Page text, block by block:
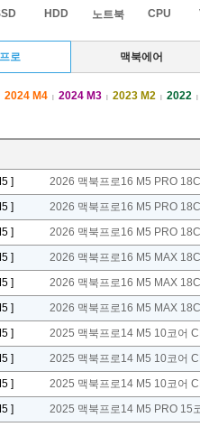
HDD 노트북 CPU
로 맥북에어
2024 M4 2024 M3 2023 M2 2022
] 2026 맥북프로16 M5 PRO
]
2026 맥북프로16 M5 PRO
]
2026 맥북프로16 M5 PRO
]
2026 맥북프로16 M5 MAX
]
2026 맥북프로16 M5 MAX
]
2026 맥북프로16 M5 MAX
]
2025 맥북프로14 M5 10코어
]
2025 맥북프로14 M5 10코어
]
2025 맥북프로14 M5 10코어
]
2025 맥북프로14 M5 PRO 15